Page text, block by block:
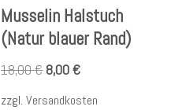
Musselin Halstuch
(Natur blauer Rand)
18,00€ 8,00€
zzgl.Versandkosten